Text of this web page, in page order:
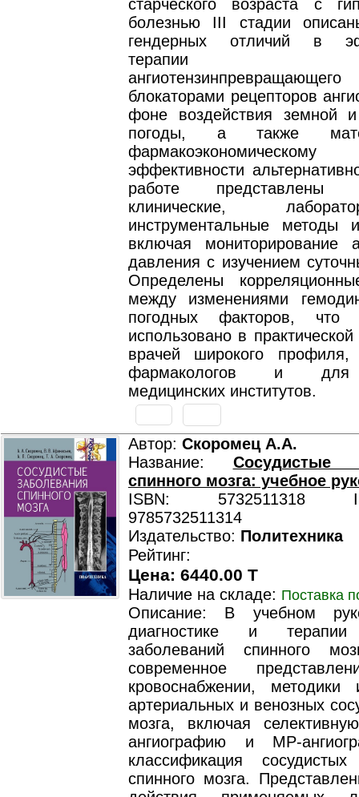
старческого возраста с
болезнью III стадии
гендерных отличий в
терапии
блокаторами рецепторов
фоне воздействия земной и
погоды, а также
эффективности
работе представлены
клинические,
инструментальные методы
включая мониторирование
давления с изучением
Определены
между изменениями
погодных факторов, что
использовано в
врачей широкого профиля,
фармакологов и для
медицинских институтов.
Автор: Скоромец А.А.
Название: Сосудистые
спинного мозга: учебное
ISBN: 5732511318
9785732511314
Издательство: Политехника
Рейтинг:
Цена: 6440.00 T
Наличие на складе: Поставка
Описание: В учебном
диагностике и терапии
заболеваний спинного
современное
кровоснабжении, методики
артериальных и венозных
мозга, включая
ангиографию и МР-
классификация сосудистых
спинного мозга.